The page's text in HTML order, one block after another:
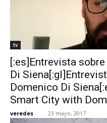
tv
[:es]Entrevista
Di
Domenico Di
Smart City with
veredes - 23 mayo, 2017